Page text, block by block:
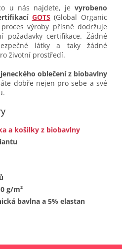
u nás najdete, je vyrobeno
GOTS (Global Organic
výroby přísně dodržuje
požadavky certifikace. Žádné
látky a taky žádné
životní prostředí.
oblečení z biobavlny
dobře nejen pro sebe a své
a košilky z biobavlny
g/m²
bavlna a 5% elastan